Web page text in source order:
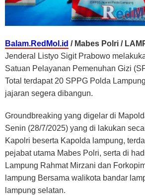
Balam.RedMol.id / Mabes Polri /
Jenderal Listyo Sigit Prabowo
Satuan Pelayanan Pemenuhan Gizi
Total terdapat 20 SPPG Polda
jajaran segera dibangun.
Groundbreaking yang digelar di
Senin (28/7/2025) yang di lakukan
Kapolri beserta Kapolda lampung,
pejabat utama Mabes Polri, serta di
Lampung Rahmat Mirzani dan
lampung Bersama walikota bandar
lampung selatan.